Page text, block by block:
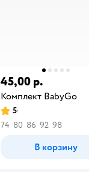
45,00 р.
Комплект BabyGо
5
74 80 86 92 98
В корзину